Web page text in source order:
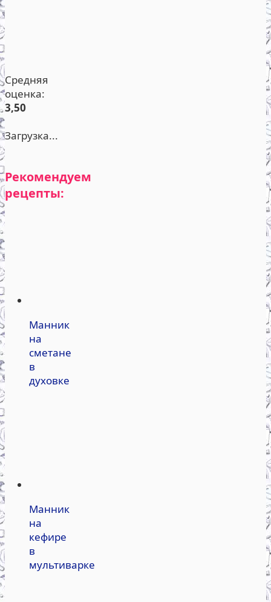
Средняя
оценка:
3,50
Загрузка...
Рекомендуем
рецепты:
Манник
на
сметане
в
духовке
Манник
на
кефире
в
мультиварке